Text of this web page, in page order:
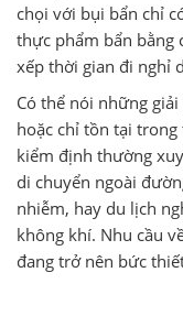
chọi với bụi bẩn chỉ
thực phẩm bẩn bằng
xếp thời gian đi nghỉ
Có thể nói những
hoặc chỉ tồn tại
kiểm định thường
di chuyển ngoài
nhiễm, hay du lịch
không khí. Nhu cầu
đang trở nên bức